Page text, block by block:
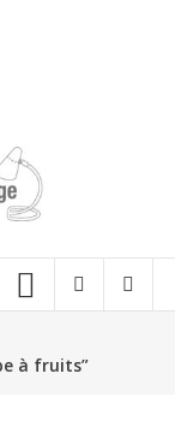
à fruits”